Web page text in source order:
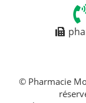
© Pharmacie